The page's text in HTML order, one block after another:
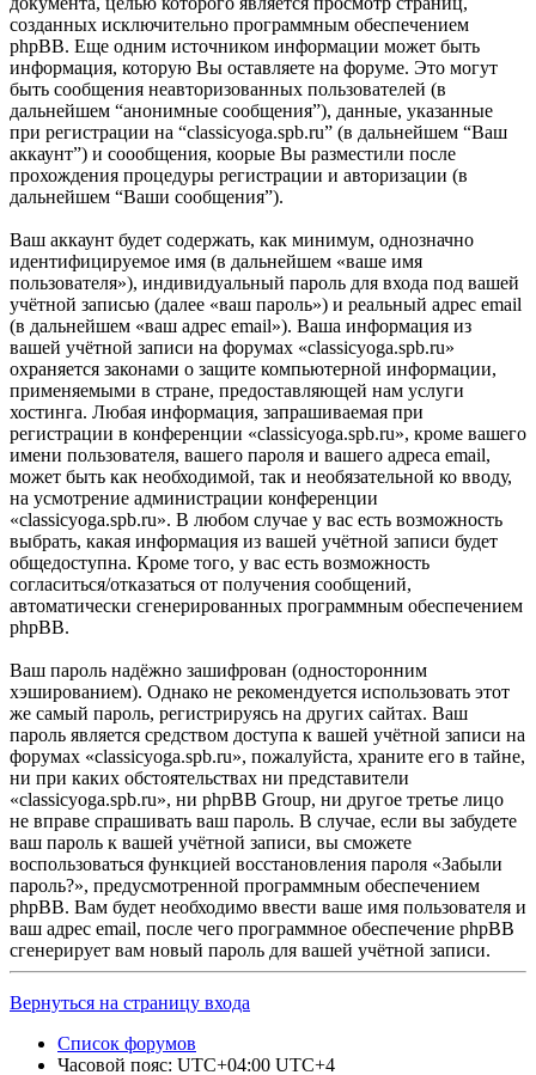
созданных исключительно программным обеспечением
phpBB. Еще одним источником информации может быть
информация, которую Вы оставляете на форуме. Это могут
быть сообщения неавторизованных пользователей (в
дальнейшем “анонимные сообщения”), данные, указанные
при регистрации на “classicyoga.spb.ru” (в дальнейшем “Ваш
аккаунт”) и соообщения, коорые Вы разместили после
прохождения процедуры регистрации и авторизации (в
дальнейшем “Ваши сообщения”).
Ваш аккаунт будет содержать, как минимум, однозначно
идентифицируемое имя (в дальнейшем «ваше имя
пользователя»), индивидуальный пароль для входа под вашей
учётной записью (далее «ваш пароль») и реальный адрес email
(в дальнейшем «ваш адрес email»). Ваша информация из
вашей учётной записи на форумах «classicyoga.spb.ru»
охраняется законами о защите компьютерной информации,
применяемыми в стране, предоставляющей нам услуги
хостинга. Любая информация, запрашиваемая при
регистрации в конференции «classicyoga.spb.ru», кроме вашего
имени пользователя, вашего пароля и вашего адреса email,
может быть как необходимой, так и необязательной ко вводу,
на усмотрение администрации конференции
«classicyoga.spb.ru». В любом случае у вас есть возможность
выбрать, какая информация из вашей учётной записи будет
общедоступна. Кроме того, у вас есть возможность
согласиться/отказаться от получения сообщений,
автоматически сгенерированных программным обеспечением
phpBB.
Ваш пароль надёжно зашифрован (односторонним
хэшированием). Однако не рекомендуется использовать этот
же самый пароль, регистрируясь на других сайтах. Ваш
пароль является средством доступа к вашей учётной записи на
форумах «classicyoga.spb.ru», пожалуйста, храните его в тайне,
ни при каких обстоятельствах ни представители
«classicyoga.spb.ru», ни phpBB Group, ни другое третье лицо
не вправе спрашивать ваш пароль. В случае, если вы забудете
ваш пароль к вашей учётной записи, вы сможете
воспользоваться функцией восстановления пароля «Забыли
пароль?», предусмотренной программным обеспечением
phpBB. Вам будет необходимо ввести ваше имя пользователя и
ваш адрес email, после чего программное обеспечение phpBB
сгенерирует вам новый пароль для вашей учётной записи.
Вернуться на страницу входа
Список форумов
Часовой пояс: UTC+04:00 UTC+4